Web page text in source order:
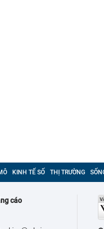
KINH TẾ SỐ THỊ TRƯỜNG
cáo